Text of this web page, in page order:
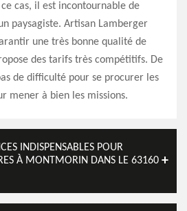
cas, il est incontournable de
paysagiste. Artisan Lamberger
une très bonne qualité de
des tarifs très compétitifs. De
de difficulté pour se procurer les
mener à bien les missions.
INDISPENSABLES POUR
À MONTMORIN DANS LE 63160